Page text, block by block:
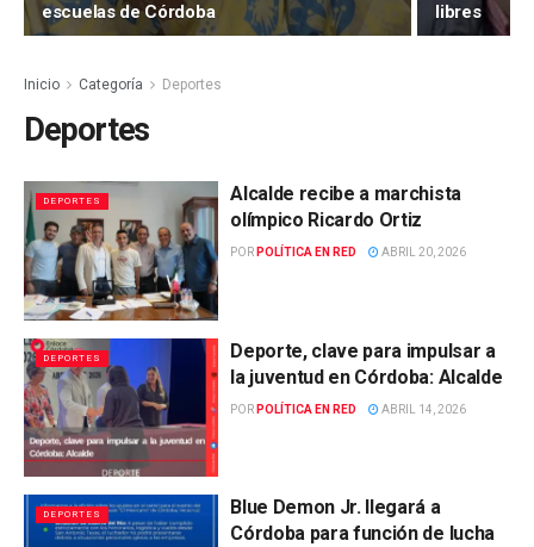
escuelas de Córdoba
libres
Inicio Categoría Deportes
Deportes
DEPORTES
Alcalde recibe a marchista
olímpico Ricardo Ortiz
POR POLÍTICA EN RED ABRIL 20, 2026
DEPORTES
Deporte, clave para impulsar a
la juventud en Córdoba: Alcalde
POR POLÍTICA EN RED ABRIL 14, 2026
DEPORTES
Blue Demon Jr. llegará a
Córdoba para función de lucha